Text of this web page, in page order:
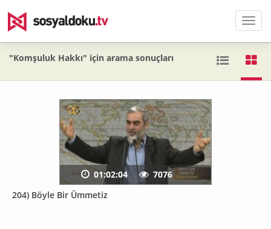
Menü
"Komşuluk Hakkı" için arama sonuçları
204) Böyle Bir Ümmetiz
01:02:04 7076